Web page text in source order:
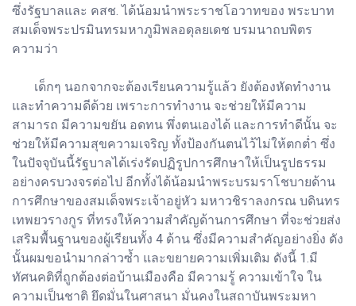
ซึ่งรัฐบาลและ คสช. ได้น้อมนำพระราชโอวาทของ พระบาท
สมเด็จพระปรมินทรมหาภูมิพลอดุลยเดช บรมนาถบพิตร
ความว่า
เด็กๆ นอกจากจะต้องเรียนความรู้แล้ว ยังต้องหัดทำงาน
และทำความดีด้วย เพราะการทำงาน จะช่วยให้มีความ
สามารถ มีความขยัน อดทน พึ่งตนเองได้ และการทำดีนั้น จะ
ช่วยให้มีความสุขความเจริญ ทั้งป้องกันตนไว้ไม่ให้ตกต่ำ ซึ่ง
ในปัจจุบันนี้รัฐบาลได้เร่งรัดปฏิรูปการศึกษาให้เป็นรูปธรรม
อย่างครบวงจรต่อไป อีกทั้งได้น้อมนำพระบรมราโชบายด้าน
การศึกษาของสมเด็จพระเจ้าอยู่หัว มหาวชิราลงกรณ บดินทร
เทพยวรางกูร ที่ทรงให้ความสำคัญด้านการศึกษา ที่จะช่วยส่ง
เสริมพื้นฐานของผู้เรียนทั้ง 4 ด้าน ซึ่งมีความสำคัญอย่างยิ่ง ดัง
นั้นผมขอนำมากล่าวซ้ำ และขยายความเพิ่มเติม ดังนี้ 1.มี
ทัศนคติที่ถูกต้องต่อบ้านเมืองคือ มีความรู้ ความเข้าใจ ใน
ความเป็นชาติ ยึดมั่นในศาสนา มั่นคงในสถาบันพระมหา